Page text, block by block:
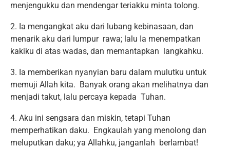
menjengukku dan mendengar teriakku minta tolong.
2. Ia mengangkat aku dari lubang kebinasaan, dan
menarik aku dari lumpur rawa; lalu Ia menempatkan
kakiku di atas wadas, dan memantapkan langkahku.
3. Ia memberikan nyanyian baru dalam mulutku untuk
memuji Allah kita. Banyak orang akan melihatnya dan
menjadi takut, lalu percaya kepada Tuhan.
4. Aku ini sengsara dan miskin, tetapi Tuhan
memperhatikan daku. Engkaulah yang menolong dan
meluputkan daku; ya Allahku, janganlah berlambat!